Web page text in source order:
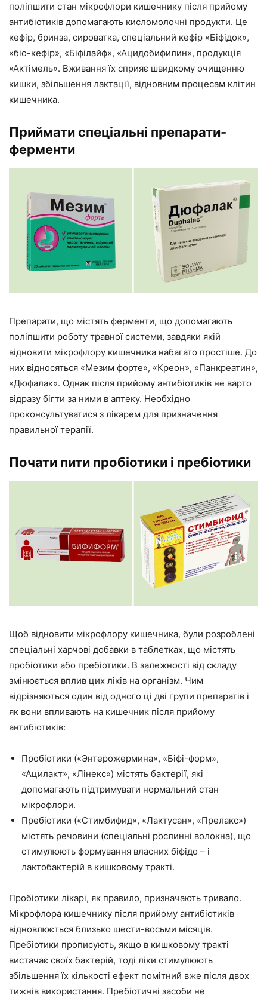
поліпшити стан мікрофлори кишечнику після прийому
антибіотиків допомагають кисломолочні продукти. Це
кефір, бринза, сироватка, спеціальний кефір «Біфідок»,
«біо-кефір», «Біфілайф», «Ацидобифилин», продукція
«Актімель». Вживання їх сприяє швидкому очищенню
кишки, збільшення лактації, відновним процесам клітин
кишечника.
Приймати спеціальні препарати-
ферменти
Препарати, що містять ферменти, що допомагають
поліпшити роботу травної системи, завдяки якій
відновити мікрофлору кишечника набагато простіше. До
них відносяться «Мезим форте», «Креон», «Панкреатин»,
«Дюфалак». Однак після прийому антибіотиків не варто
відразу бігти за ними в аптеку. Необхідно
проконсультуватися з лікарем для призначення
правильної терапії.
Почати пити пробіотики і пребіотики
Щоб відновити мікрофлору кишечника, були розроблені
спеціальні харчові добавки в таблетках, що містять
пробіотики або пребіотики. В залежності від складу
змінюється вплив цих ліків на організм. Чим
відрізняються один від одного ці дві групи препаратів і
як вони впливають на кишечник після прийому
антибіотиків:
Пробіотики («Энтерожермина», «Біфі-форм»,
«Ацилакт», «Лінекс») містять бактерії, які
допомагають підтримувати нормальний стан
мікрофлори.
Пребіотики («Стимбифид», «Лактусан», «Прелакс»)
містять речовини (спеціальні рослинні волокна), що
стимулюють формування власних біфідо – і
лактобактерій в кишковому тракті.
Пробіотики лікарі, як правило, призначають тривало.
Мікрофлора кишечнику після прийому антибіотиків
відновлюється близько шести-восьми місяців.
Пребіотики прописують, якщо в кишковому тракті
вистачає своїх бактерій, тоді ліки стимулюють
збільшення їх кількості ефект помітний вже після двох
тижнів використання. Пребіотичні засоби не